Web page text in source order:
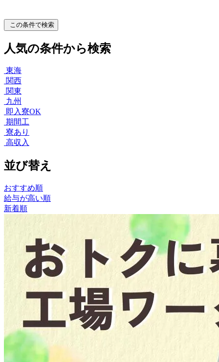
この条件で検索
人気の条件から検索
東海
関西
関東
九州
即入寮OK
期間工
寮あり
高収入
並び替え
おすすめ順
給与が高い順
新着順